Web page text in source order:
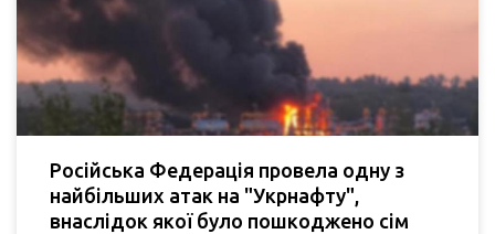
Російська Федерація провела одну з
найбільших атак на "Укрнафту",
внаслідок якої було пошкоджено сім